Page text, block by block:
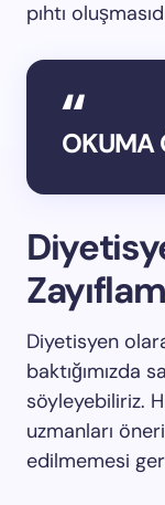
pıhtı
OKUMA
Diyetisyen
baktığımızda
söyleyebiliriz.
uzmanları
edilmemesi